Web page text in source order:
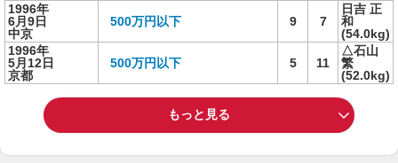
1996年
6月9日
中京
500万円以下 9 7
日吉 正
和
(54.0kg)
1996年
5月12日
京都
500万円以下 5 11
△石山
繁
(52.0kg)
もっと見る